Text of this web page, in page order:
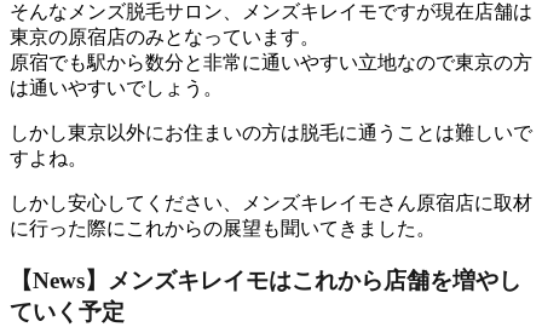
そんなメンズ脱毛サロン、メンズキレイモですが現在店舗は
東京の原宿店のみとなっています。
原宿でも駅から数分と非常に通いやすい立地なので東京の方
は通いやすいでしょう。
しかし東京以外にお住まいの方は脱毛に通うことは難しいで
すよね。
しかし安心してください、メンズキレイモさん原宿店に取材
に行った際にこれからの展望も聞いてきました。
【News】メンズキレイモはこれから店舗を増やし
ていく予定